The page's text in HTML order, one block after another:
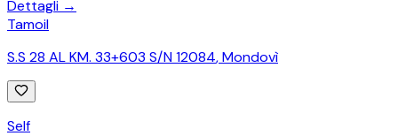
Dettagli →
Tamoil
S.S 28 AL KM. 33+603 S/N 12084,Mondovì
Self